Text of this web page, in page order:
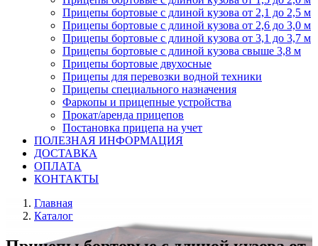
Прицепы бортовые с длиной кузова от 2,1 до 2,5 м
Прицепы бортовые с длиной кузова от 2,6 до 3,0 м
Прицепы бортовые с длиной кузова от 3,1 до 3,7 м
Прицепы бортовые с длиной кузова свыше 3,8 м
Прицепы бортовые двухосные
Прицепы для перевозки водной техники
Прицепы специального назначения
Фаркопы и прицепные устройства
Прокат/аренда прицепов
Постановка прицепа на учет
ПОЛЕЗНАЯ ИНФОРМАЦИЯ
ДОСТАВКА
ОПЛАТА
КОНТАКТЫ
Главная
Каталог